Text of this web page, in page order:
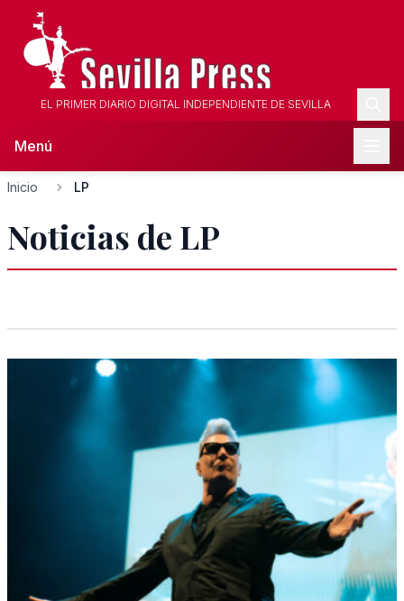
EL PRIMER DIARIO DIGITAL INDEPENDIENTE DE SEVILLA
Menú
Inicio LP
Noticias de LP